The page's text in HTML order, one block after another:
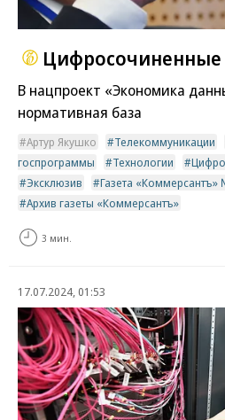
В нацпроект «Экономика
нормативная база
Артур Якушко Телекоммуникации
госпрограммы
Технологии
Эксклюзив
Газета «Коммерсантъ»
Архив газеты «Коммерсантъ»
3 мин.
17.07.2024, 01:53